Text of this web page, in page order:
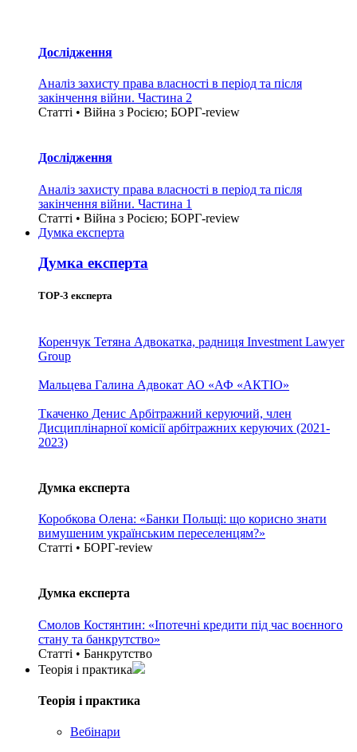
Дослідження
Аналіз захисту права власності в період та після
закінчення війни. Частина 2
Статті • Війна з Росією; БОРГ-review
Дослідження
Аналіз захисту права власності в період та після
закінчення війни. Частина 1
Статті • Війна з Росією; БОРГ-review
Думка експерта
Думка експерта
TOP-3 експерта
Коренчук Тетяна Адвокатка, радниця Investment Lawyer
Group
Мальцева Галина Адвокат АО «АФ «АКТІО»
Ткаченко Денис Арбітражний керуючий, член
Дисциплінарної комісії арбітражних керуючих (2021-
2023)
Думка експерта
Коробкова Олена: «Банки Польщі: що корисно знати
вимушеним українським переселенцям?»
Статті • БОРГ-review
Думка експерта
Смолов Костянтин: «Іпотечні кредити під час воєнного
стану та банкрутство»
Статті • Банкрутство
Теорія i практика
Теорія i практика
Вебінари